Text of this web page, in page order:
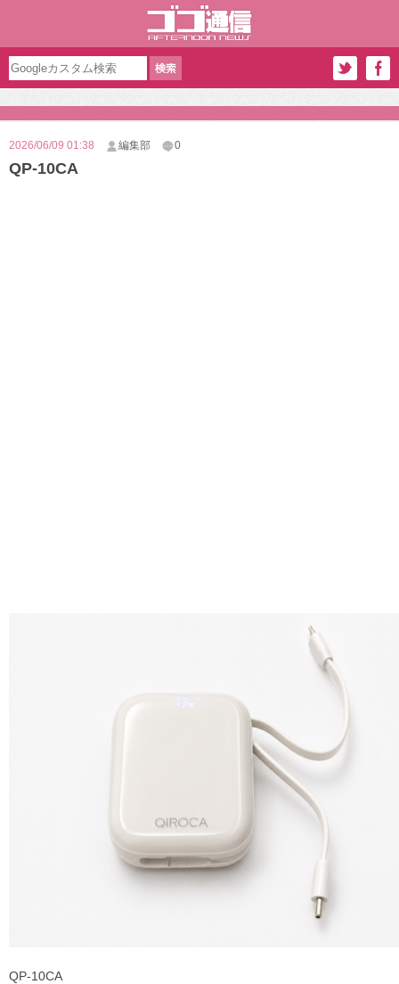
2026/06/09 01:38 編集部 0
QP-10CA
QP-10CA